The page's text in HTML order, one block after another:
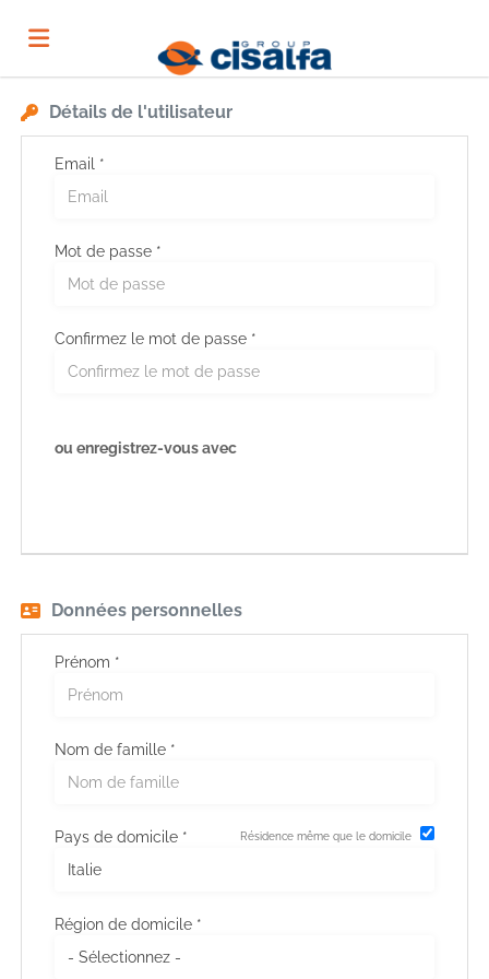
Accueil
Emplois
Déposez
votre
Connexion
PT
Détails de l'utilisateur
Email *
Mot de passe *
Confirmez le mot de passe *
ou enregistrez-vous avec
Données personnelles
Prénom *
Nom de famille *
Pays de domicile * Résidence même que le domicile
Région de domicile *